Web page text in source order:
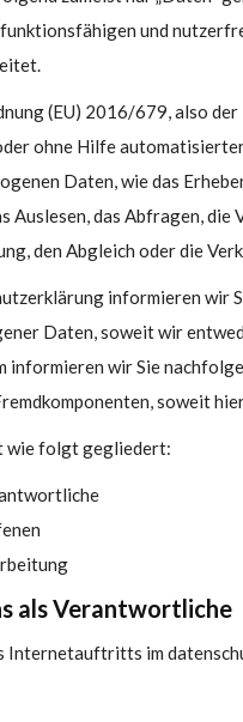
und
(EU) 2016/679, also
ohne Hilfe
Daten, wie das
Auslesen, das Abfragen,
den Abgleich oder die
informieren wir
Daten, soweit wir
informieren wir Sie
soweit
wie folgt gegliedert:
als Verantwortliche
im